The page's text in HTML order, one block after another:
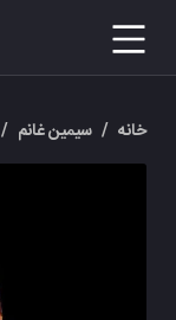
خانه / سیمین غانم /